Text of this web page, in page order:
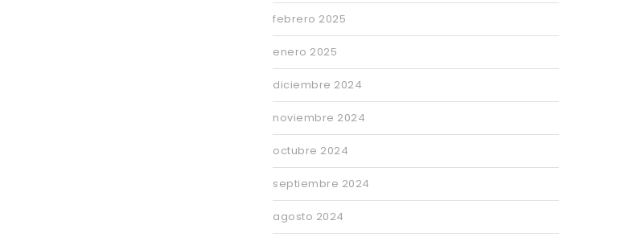
febrero 2025
enero 2025
diciembre 2024
noviembre 2024
octubre 2024
septiembre 2024
agosto 2024